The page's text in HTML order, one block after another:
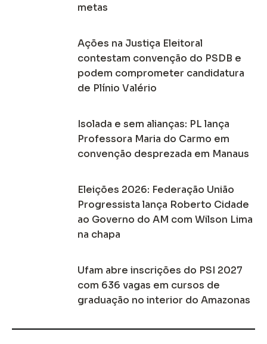
metas
Ações na Justiça Eleitoral
contestam convenção do PSDB e
podem comprometer candidatura
de Plínio Valério
Isolada e sem alianças: PL lança
Professora Maria do Carmo em
convenção desprezada em Manaus
Eleições 2026: Federação União
Progressista lança Roberto Cidade
ao Governo do AM com Wilson Lima
na chapa
Ufam abre inscrições do PSI 2027
com 636 vagas em cursos de
graduação no interior do Amazonas